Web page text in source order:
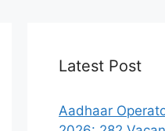
Latest Post
Aadhaar